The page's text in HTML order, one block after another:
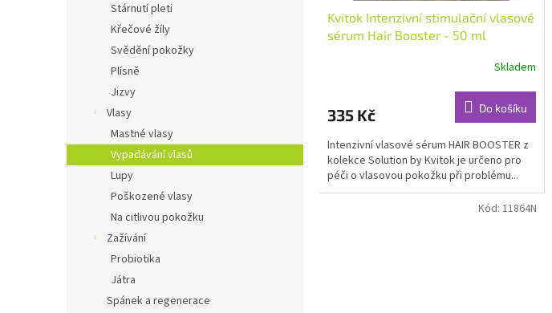
Stárnutí pleti
Křečové žíly
Svědění pokožky
Plísně
Jizvy
Vlasy
Mastné vlasy
Vypadávání vlasů
Lupy
Poškozené vlasy
Na citlivou pokožku
Zažívání
Probiotika
Játra
Spánek a regenerace
Kvitok Intenzivní stimulační vlasové
sérum Hair Booster - 50 ml
je
z
5
hvězdiček.
Skladem
335 Kč Do košíku
Intenzivní vlasové sérum HAIR BOOSTER z
kolekce Solution by Kvitok je určeno pro
péči o vlasovou pokožku při problému...
Kód: 11864N